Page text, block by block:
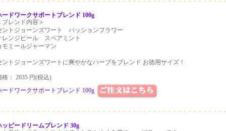
ードワークサポートブレンド 100g
ブレンド内容＞
ントジョーンズワート パッションフラワー
レンジピール スペアミント
モミールジャーマン
ントジョーンズワートに爽やかなハーブをブレンド お徳用サイズ！
格： 2035 円(税込)
ードワークサポートブレンド 100g
ッピードリームブレンド 30g